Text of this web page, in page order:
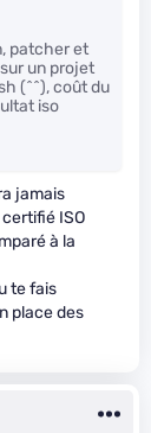
patcher et
un projet
(^^), coût du
iso
jamais
ISO
à la
te fais
place des